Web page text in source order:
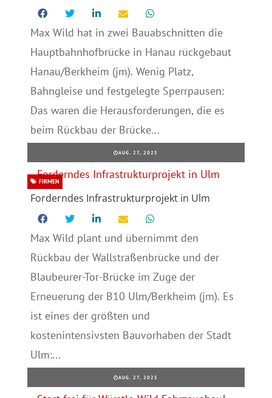
Max Wild hat in zwei Bauabschnitten die
Hauptbahnhofbrücke in Hanau rückgebaut
Hanau/Berkheim (jm). Wenig Platz,
Bahngleise und festgelegte Sperrpausen:
Das waren die Herausforderungen, die es
beim Rückbau der Brücke...
AUG. 27, 2025
Forderndes Infrastrukturprojekt in Ulm
FIRMEN
Max Wild plant und übernimmt den
Rückbau der Wallstraßenbrücke und der
Blaubeurer-Tor-Brücke im Zuge der
Erneuerung der B10 Ulm/Berkheim (jm). Es
ist eines der größten und
kostenintensivsten Bauvorhaben der Stadt
Ulm:...
AUG. 27, 2025